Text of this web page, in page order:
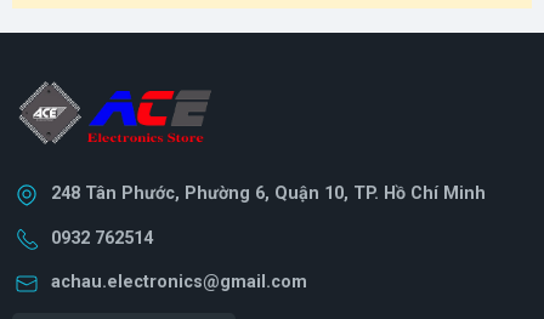
248 Tân Phước, Phường 6, Quận 10, TP. Hồ Chí Minh
0932 762514
achau.electronics@gmail.com